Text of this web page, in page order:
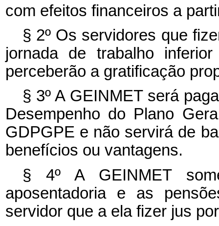
com efeitos financeiros a
§ 2º Os servidores que
jornada de trabalho
perceberão a gratificação
§ 3º A GEINMET será
Desempenho do Plano
GDPGPE e não servirá de
benefícios ou vantagens.
§ 4º A GEINMET
aposentadoria e as
servidor que a ela fizer jus